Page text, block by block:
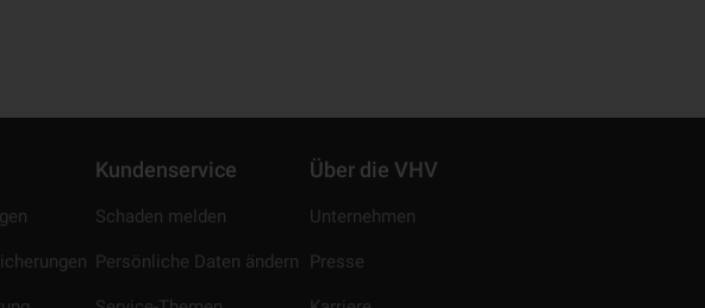
Kundenservice
Schaden melden
Persönliche Daten ändern
Über die VHV
Unternehmen
Presse